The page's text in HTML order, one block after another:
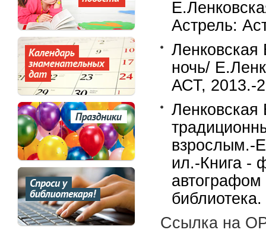
Астрель:
ночь/
АСТ, 2013.-
взрослым.-
ил.-Книга -
автографом
библиотека.
Ссылка на